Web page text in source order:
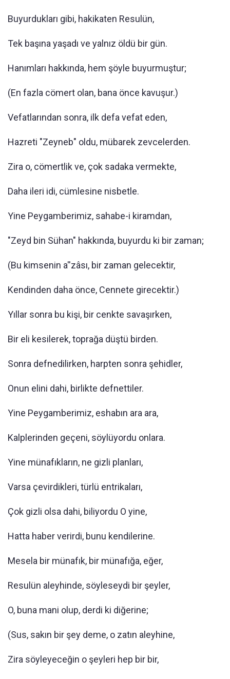
Buyurdukları gibi, hakikaten Resulün,
Tek başına yaşadı ve yalnız öldü bir gün.
Hanımları hakkında, hem şöyle buyurmuştur;
(En fazla cömert olan, bana önce kavuşur.)
Vefatlarından sonra, ilk defa vefat eden,
Hazreti "Zeyneb" oldu, mübarek zevcelerden.
Zira o, cömertlik ve, çok sadaka vermekte,
Daha ileri idi, cümlesine nisbetle.
Yine Peygamberimiz, sahabe-i kiramdan,
"Zeyd bin Sühan" hakkında, buyurdu ki bir zaman;
(Bu kimsenin a''zâsı, bir zaman gelecektir,
Kendinden daha önce, Cennete girecektir.)
Yıllar sonra bu kişi, bir cenkte savaşırken,
Bir eli kesilerek, toprağa düştü birden.
Sonra defnedilirken, harpten sonra şehidler,
Onun elini dahi, birlikte defnettiler.
Yine Peygamberimiz, eshabın ara ara,
Kalplerinden geçeni, söylüyordu onlara.
Yine münafıkların, ne gizli planları,
Varsa çevirdikleri, türlü entrikaları,
Çok gizli olsa dahi, biliyordu O yine,
Hatta haber verirdi, bunu kendilerine.
Mesela bir münafık, bir münafığa, eğer,
Resulün aleyhinde, söyleseydi bir şeyler,
O, buna mani olup, derdi ki diğerine;
(Sus, sakın bir şey deme, o zatın aleyhine,
Zira söyleyeceğin o şeyleri hep bir bir,